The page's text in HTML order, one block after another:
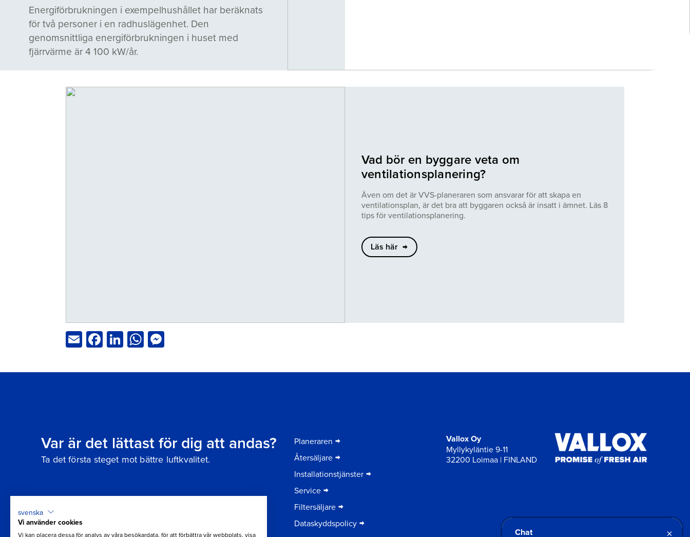
Energiförbrukningen i exempelhushållet har beräknats
för två personer i en radhuslägenhet. Den
genomsnittliga energiförbrukningen i huset med
fjärrvärme är 4 100 kW/år.
Vad bör en byggare veta om
ventilationsplanering?
Även om det är VVS-planeraren som ansvarar för att skapa en
ventilationsplan, är det bra att byggaren också är insatt i ämnet. Läs 8
tips för ventilationsplanering.
Läs här
EmailFacebook
LinkedIn
WhatsApp
Var är det lättast för dig att andas?
Ta det första steget mot bättre luftkvalitet.
Planeraren
Återsäljare
Installationstjänster
Service
Filtersäljare
Dataskyddspolicy
Vallox Oy
Myllykyläntie 9-11
32200 Loimaa | FINLAND
Chat ×
svenska
Vi använder cookies
Vi kan placera dessa för analys av våra besökardata, för att förbättra vår webbplats, visa